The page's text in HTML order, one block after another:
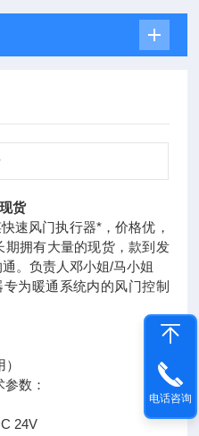
货
速风门执行器*，价格优，
期拥有大量的现货，款到发
。负责人邓小姐/马小姐
为暖通系统内的风门控制
数：
24V
电话咨询